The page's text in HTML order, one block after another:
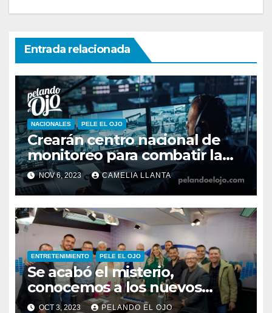
Entrada relacionada
NACIONALES PELE EL OJO
Crearán centro nacional de
monitoreo para combatir la
inseguridad
NOV 6, 2023 CAMELIA LLANTA
ENTRETENIMIENTO PELE EL OJO
Se acabó el misterio,
conocemos a los nuevos
integrantes de Pelando el Ojo
OCT 3, 2023 PELANDO EL OJO